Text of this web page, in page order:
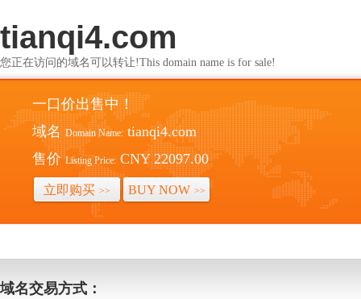
tianqi4.com
您正在访问的域名可以转让!This domain name is for sale!
一口价出售中！
域名 Domain Name: tianqi4.com
售价 Listing Price: CNY 22097.00
立即购买 >> BUY NOW >>
域名交易方式：